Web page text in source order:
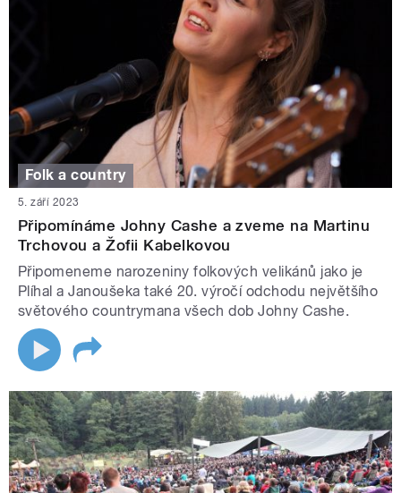
Folk a country
5. září 2023
Připomínáme Johny Cashe a zveme na Martinu
Trchovou a Žofii Kabelkovou
Připomeneme narozeniny folkových velikánů jako je
Plíhal a Janoušeka také 20. výročí odchodu největšího
světového countrymana všech dob Johny Cashe.